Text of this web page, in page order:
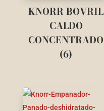
KNORR BOVRIL
CALDO
CONCENTRADO
(6)